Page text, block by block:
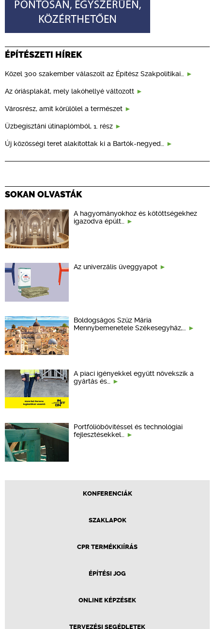
ÉPÍTÉSZETI HÍREK
Közel 300 szakember válaszolt az Építész Szakpolitikai…
Az óriásplakát, mely lakóhellyé változott
Városrész, amit körülölel a természet
Üzbegisztáni útinaplómból, 1. rész
Új közösségi teret alakítottak ki a Bartók-negyed…
SOKAN OLVASTÁK
A hagyományokhoz és kötöttségekhez
igazodva épült…
Az univerzális üveggyapot
Boldogságos Szűz Mária
Mennybemenetele Székesegyház,…
A piaci igényekkel együtt növekszik a
gyártás és…
Portfólióbővítéssel és technológiai
fejlesztésekkel…
KONFERENCIÁK
SZAKLAPOK
CPR TERMÉKKIÍRÁS
ÉPÍTÉSI JOG
ONLINE KÉPZÉSEK
TERVEZÉSI SEGÉDLETEK